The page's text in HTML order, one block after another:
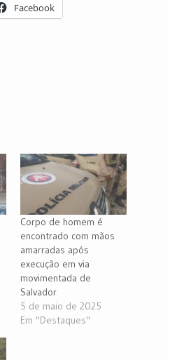
Facebook
Corpo de homem é
encontrado com mãos
amarradas após
execução em via
movimentada de
Salvador
5 de maio de 2025
Em "Destaques"